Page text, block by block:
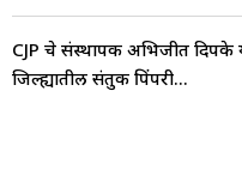
CJP चे संस्थापक अभिजीत दिपके
जिल्ह्यातील संतुक पिंपरी...